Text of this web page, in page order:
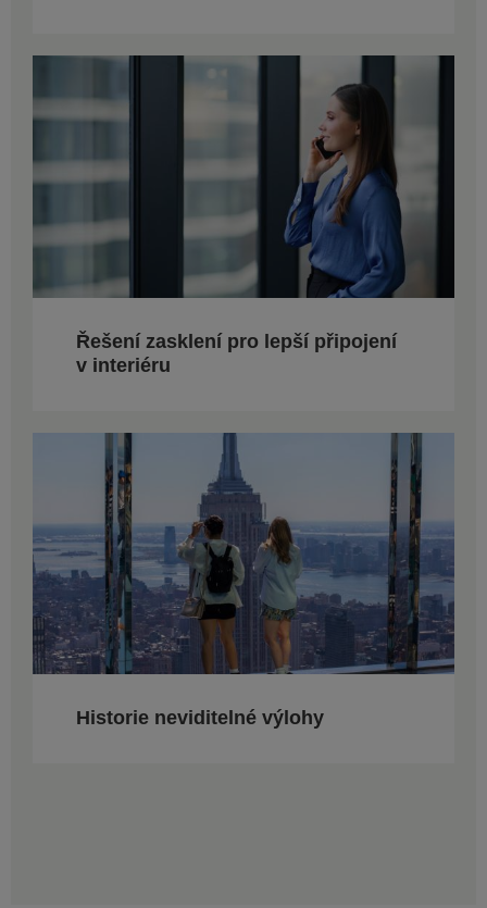
Řešení zasklení pro lepší připojení
v interiéru
Historie neviditelné výlohy